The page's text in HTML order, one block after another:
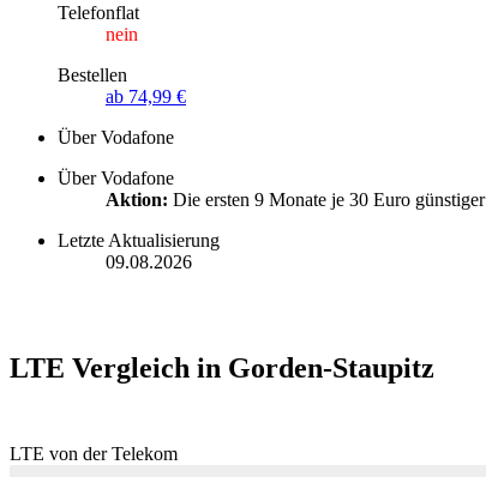
Telefonflat
nein
Bestellen
ab 74,99 €
Über Vodafone
Über Vodafone
Aktion: Die ersten 9 Monate je 30 Euro günstiger
Letzte Aktualisierung
09.08.2026
LTE Vergleich in Gorden-Staupitz
LTE von der Telekom